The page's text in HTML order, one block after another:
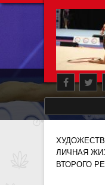
ЛИЧНАЯ
ВТОРОГО